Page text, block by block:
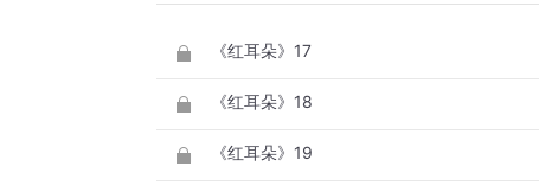
《红耳朵》17
《红耳朵》18
《红耳朵》19